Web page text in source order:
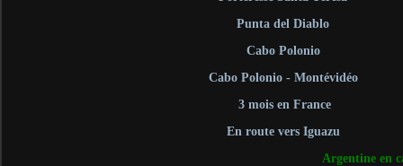
Punta del Diablo
Cabo Polonio
Cabo Polonio - Montévidéo
3 mois en France
En route vers Iguazu
Argentine en